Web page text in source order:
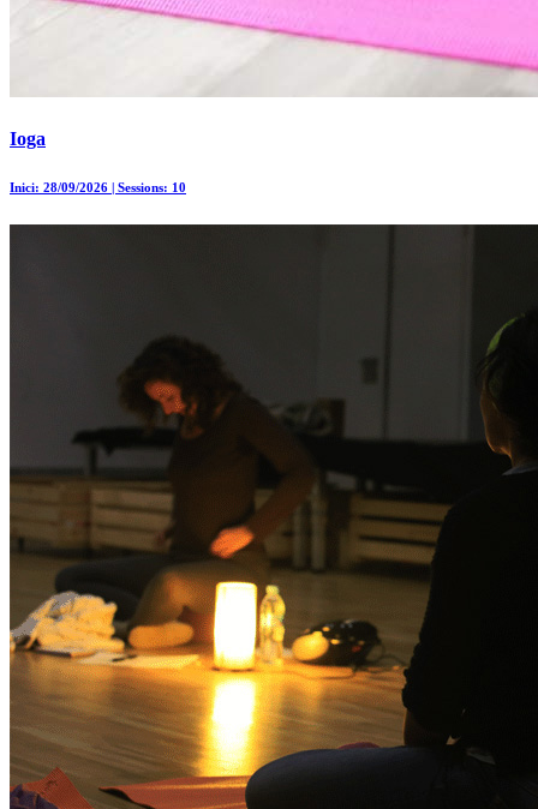
Ioga
Inici: 28/09/2026 | Sessions: 10